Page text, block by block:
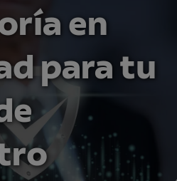
en
para tu